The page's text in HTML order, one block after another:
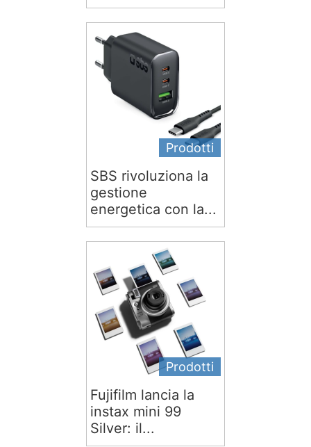
Prodotti
SBS rivoluziona la
gestione
energetica con la...
Prodotti
Fujifilm lancia la
instax mini 99
Silver: il...